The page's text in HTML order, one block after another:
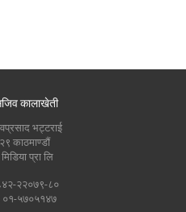
कालाखेती
भट्टराई
काठमाण्डौं
प्रा लि
२२०७९-८०
०१-५७०५१४७